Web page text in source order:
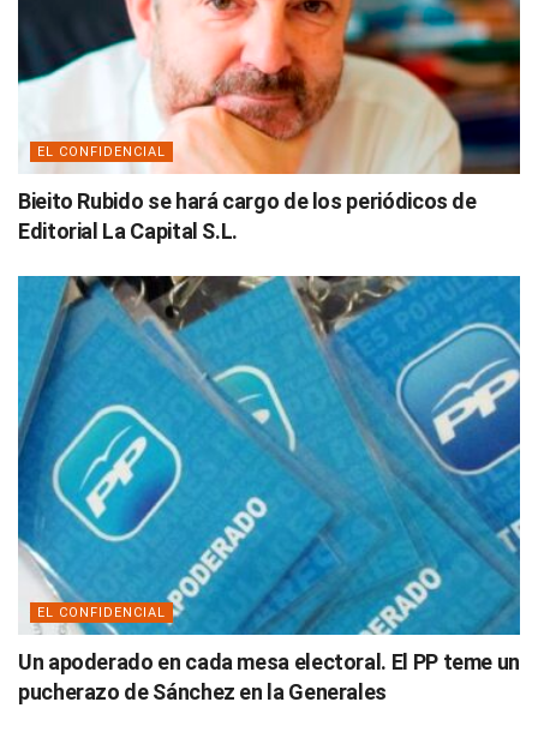
EL CONFIDENCIAL
Bieito Rubido se hará cargo de los periódicos de
Editorial La Capital S.L.
EL CONFIDENCIAL
Un apoderado en cada mesa electoral. El PP teme un
pucherazo de Sánchez en la Generales